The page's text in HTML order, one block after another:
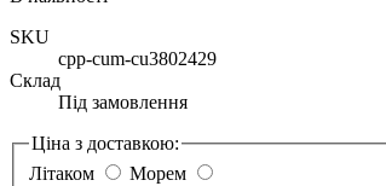
SKU
cpp-cum-cu3802429
Склад
Під замовлення
Ціна з доставкою:
Літаком
Морем